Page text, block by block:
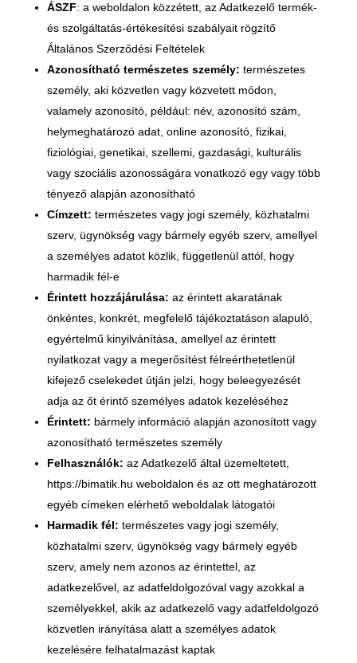
ÁSZF: a weboldalon közzétett, az Adatkezelő termék-
és szolgáltatás-értékesítési szabályait rögzítő
Általános Szerződési Feltételek
Azonosítható természetes személy: természetes
személy, aki közvetlen vagy közvetett módon,
valamely azonosító, például: név, azonosító szám,
helymeghatározó adat, online azonosító, fizikai,
fiziológiai, genetikai, szellemi, gazdasági, kulturális
vagy szociális azonosságára vonatkozó egy vagy több
tényező alapján azonosítható
Címzett: természetes vagy jogi személy, közhatalmi
szerv, ügynökség vagy bármely egyéb szerv, amellyel
a személyes adatot közlik, függetlenül attól, hogy
harmadik fél-e
Érintett hozzájárulása: az érintett akaratának
önkéntes, konkrét, megfelelő tájékoztatáson alapuló,
egyértelmű kinyilvánítása, amellyel az érintett
nyilatkozat vagy a megerősítést félreérthetetlenül
kifejező cselekedet útján jelzi, hogy beleegyezését
adja az őt érintő személyes adatok kezeléséhez
Érintett: bármely információ alapján azonosított vagy
azonosítható természetes személy
Felhasználók: az Adatkezelő által üzemeltetett,
https://bimatik.hu weboldalon és az ott meghatározott
egyéb címeken elérhető weboldalak látogatói
Harmadik fél: természetes vagy jogi személy,
közhatalmi szerv, ügynökség vagy bármely egyéb
szerv, amely nem azonos az érintettel, az
adatkezelővel, az adatfeldolgozóval vagy azokkal a
személyekkel, akik az adatkezelő vagy adatfeldolgozó
közvetlen irányítása alatt a személyes adatok
kezelésére felhatalmazást kaptak